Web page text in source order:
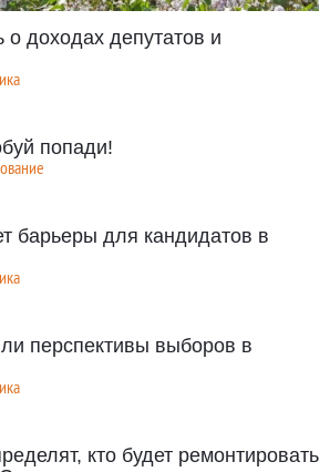
о доходах депутатов и
попади!
барьеры для кандидатов в
перспективы выборов в
кто будет ремонтировать